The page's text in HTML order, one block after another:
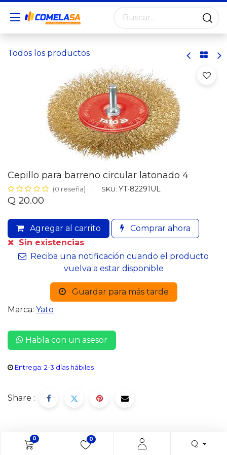
0 0 Q
Todos los productos
Cepillo para barreno circular latonado 4
(0 reseña) SKU: YT-82291UL
Q 20.00
Agregar al carrito
Comprar ahora
Sin existencias
Reciba una notificación cuando el producto
vuelva a estar disponible
Guardar para más tarde
Marca: Yato
Habla con un asesor
Entrega: 2-3 días hábiles
Share :
Descripción